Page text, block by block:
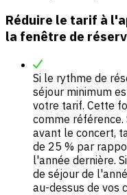
Réduire le tarif à
la fenêtre de
Si le rythme de
séjour minimum
votre tarif. Cette
comme
avant le concert,
de 25 % par
l'année dernière.
de séjour de
au-dessus de vos